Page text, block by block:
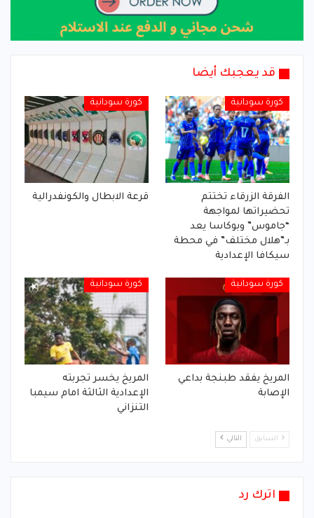
قد يعجبك أيضا
كورة سودانية
الفرقة الزرقاء تختتم
تحضيراتها لمواجهة
“جاموس” وبوكاسا يعد
بـ”هلال مختلف” في محطة
سيكافا الإعدادية
كورة سودانية
قرعة الابطال والكونفدرالية
كورة سودانية
المريخ يفقد طبنجة بداعي
الإصابة
كورة سودانية
المريخ يخسر تجربته
الإعدادية الثالثة امام سيمبا
التنزاني
السابق التالي
اترك رد